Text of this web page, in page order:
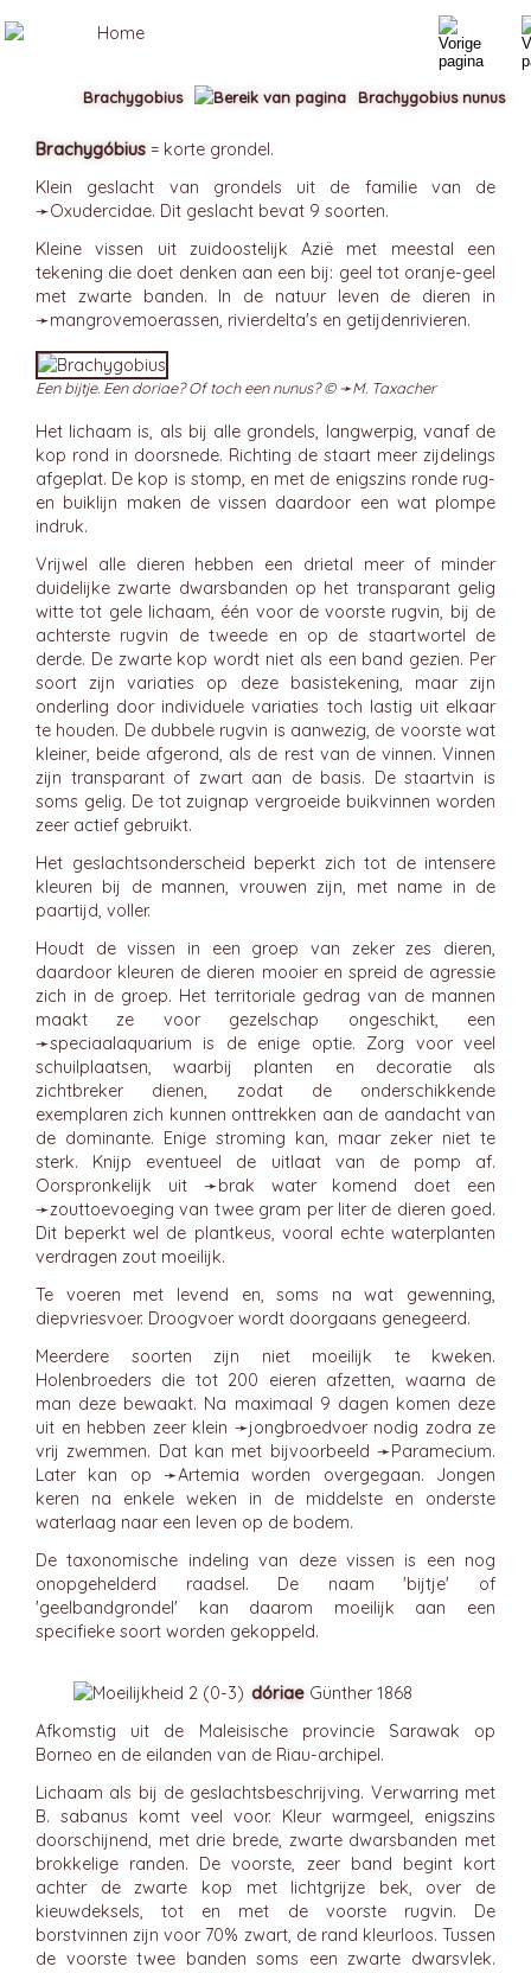
Brachygóbius = korte grondel.
Klein geslacht van grondels uit de familie van de
➛Oxudercidae. Dit geslacht bevat 9 soorten.
Kleine vissen uit zuidoostelijk Azië met meestal een
tekening die doet denken aan een bij: geel tot oranje-geel
met zwarte banden. In de natuur leven de dieren in
➛mangrovemoerassen, rivierdelta's en getijdenrivieren.
Een bijtje. Een doriae? Of toch een nunus? © ➛M. Taxacher
Het lichaam is, als bij alle grondels, langwerpig, vanaf de
kop rond in doorsnede. Richting de staart meer zijdelings
afgeplat. De kop is stomp, en met de enigszins ronde rug-
en buiklijn maken de vissen daardoor een wat plompe
indruk.
Vrijwel alle dieren hebben een drietal meer of minder
duidelijke zwarte dwarsbanden op het transparant gelig
witte tot gele lichaam, één voor de voorste rugvin, bij de
achterste rugvin de tweede en op de staartwortel de
derde. De zwarte kop wordt niet als een band gezien. Per
soort zijn variaties op deze basistekening, maar zijn
onderling door individuele variaties toch lastig uit elkaar
te houden. De dubbele rugvin is aanwezig, de voorste wat
kleiner, beide afgerond, als de rest van de vinnen. Vinnen
zijn transparant of zwart aan de basis. De staartvin is
soms gelig. De tot zuignap vergroeide buikvinnen worden
zeer actief gebruikt.
Het geslachtsonderscheid beperkt zich tot de intensere
kleuren bij de mannen, vrouwen zijn, met name in de
paartijd, voller.
Houdt de vissen in een groep van zeker zes dieren,
daardoor kleuren de dieren mooier en spreid de agressie
zich in de groep. Het territoriale gedrag van de mannen
maakt ze voor gezelschap ongeschikt, een
➛speciaalaquarium is de enige optie. Zorg voor veel
schuilplaatsen, waarbij planten en decoratie als
zichtbreker dienen, zodat de onderschikkende
exemplaren zich kunnen onttrekken aan de aandacht van
de dominante. Enige stroming kan, maar zeker niet te
sterk. Knijp eventueel de uitlaat van de pomp af.
Oorspronkelijk uit ➛brak waterkomend doet een
➛zouttoevoeging van twee gram per liter de dieren goed.
Dit beperkt wel de plantkeus, vooral echte waterplanten
verdragen zout moeilijk.
Te voeren met levend en, soms na wat gewenning,
diepvriesvoer. Droogvoer wordt doorgaans genegeerd.
Meerdere soorten zijn niet moeilijk te kweken.
Holenbroeders die tot 200 eieren afzetten, waarna de
man deze bewaakt. Na maximaal 9 dagen komen deze
uit en hebben zeer klein ➛jongbroedvoernodig zodra ze
vrij zwemmen. Dat kan met bijvoorbeeld ➛Paramecium.
Later kan op ➛Artemia worden overgegaan. Jongen
keren na enkele weken in de middelste en onderste
waterlaag naar een leven op de bodem.
De taxonomische indeling van deze vissen is een nog
onopgehelderd raadsel. De naam 'bijtje' of
'geelbandgrondel' kan daarom moeilijk aan een
specifieke soort worden gekoppeld.
dóriae Günther 1868
Afkomstig uit de Maleisische provincie Sarawak op
Borneo en de eilanden van de Riau-archipel.
Lichaam als bij de geslachtsbeschrijving. Verwarring met
B. sabanus komt veel voor. Kleur warmgeel, enigszins
doorschijnend, met drie brede, zwarte dwarsbanden met
brokkelige randen. De voorste, zeer band begint kort
achter de zwarte kop met lichtgrijze bek, over de
kieuwdeksels, tot en met de voorste rugvin. De
borstvinnen zijn voor 70% zwart, de rand kleurloos. Tussen
de voorste twee banden soms een zwarte dwarsvlek.
Brachygobius Brachygobius nunus